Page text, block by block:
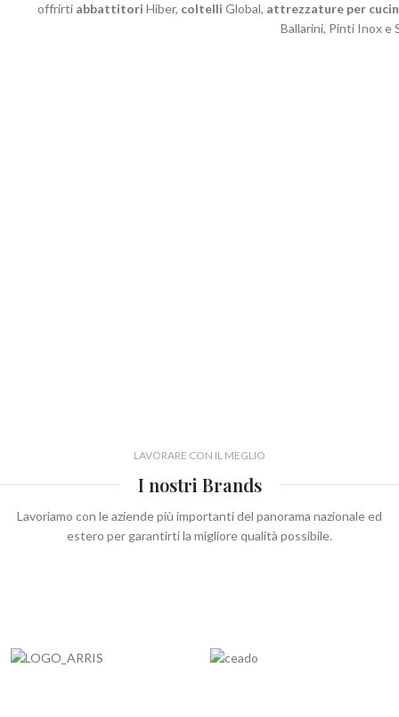
offrirti abbattitori Hiber, coltelli Global, attrezzature per
Ballarini, Pinti Inox e
LAVORARE CON IL MEGLIO
I nostri Brands
Lavoriamo con le aziende più importanti del panorama nazionale ed
estero per garantirti la migliore qualità possibile.